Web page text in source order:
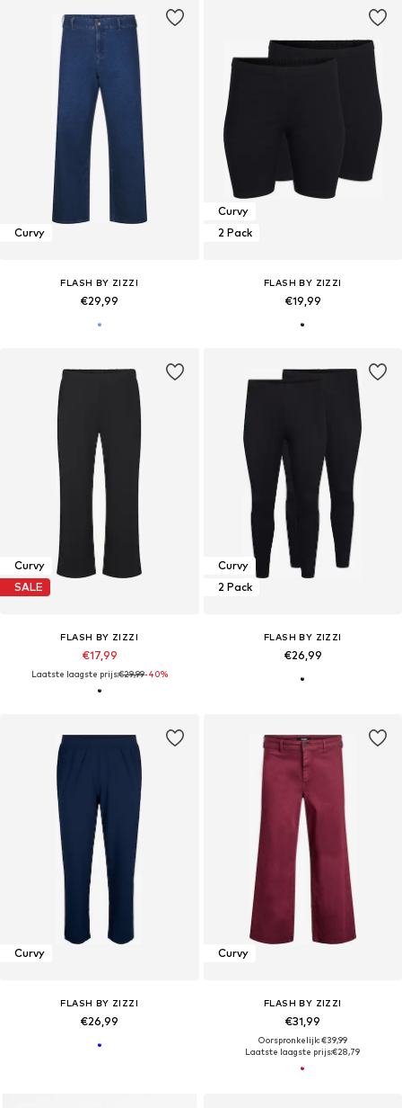
Curvy
FLASH BY ZIZZI
€29,99
Curvy
2 Pack
FLASH BY ZIZZI
€19,99
Curvy
SALE
FLASH BY ZIZZI
€17,99
Laatste laagste prijs:€29,99-40%
Curvy
2 Pack
FLASH BY ZIZZI
€26,99
Curvy
FLASH BY ZIZZI
€26,99
Curvy
FLASH BY ZIZZI
€31,99
Oorspronkelijk: €39,99
Laatste laagste prijs:€28,79